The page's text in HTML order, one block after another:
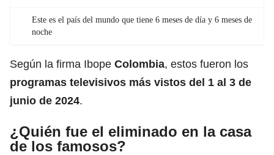
Este es el país del mundo que tiene 6 meses de día y 6 meses de
noche
Según la firma Ibope Colombia, estos fueron los
programas televisivos más vistos del 1 al 3 de
junio de 2024.
¿Quién fue el eliminado en la casa
de los famosos?